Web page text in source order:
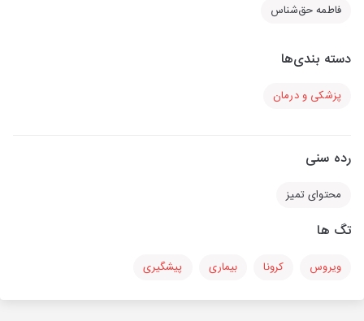
فاطمه حق‌شناس
دسته بندی‌ها
پزشکی و درمان
رده سنی
محتوای تمیز
تگ ها
ویروس کرونا بیماری پیشگیری